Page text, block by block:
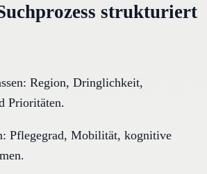
strukturiert
Region, Dringlichkeit,
Prioritäten.
Pflegegrad, Mobilität, kognitive